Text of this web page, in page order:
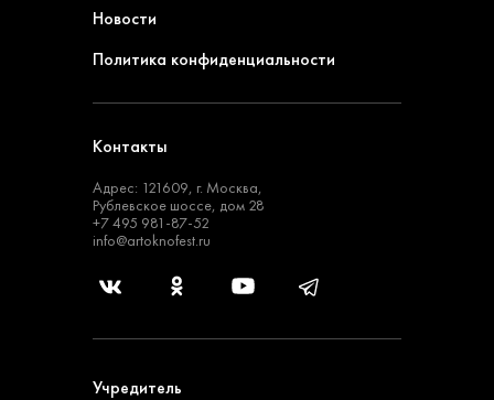
Новости
Политика конфиденциальности
Контакты
Адрес: 121609, г. Москва,
Рублевское шоссе, дом 28
+7 495 981-87-52
info@artoknofest.ru
Учредитель